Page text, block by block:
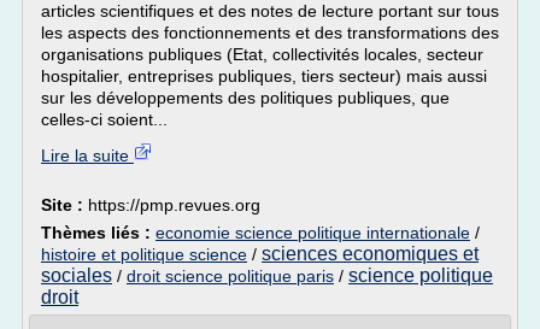
articles scientifiques et des notes de lecture portant sur tous
les aspects des fonctionnements et des transformations des
organisations publiques (Etat, collectivités locales, secteur
hospitalier, entreprises publiques, tiers secteur) mais aussi
sur les développements des politiques publiques, que
celles-ci soient...
Lire la suite
Site : https://pmp.revues.org
Thèmes liés : economie science politique internationale /
histoire et politique science / sciences economiques et
sociales / droit science politique paris / science politique
droit